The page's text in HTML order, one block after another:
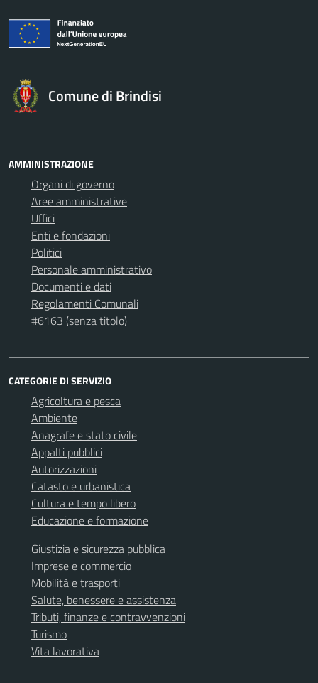
Comune di Brindisi
AMMINISTRAZIONE
Organi di governo
Aree amministrative
Uffici
Enti e fondazioni
Politici
Personale amministrativo
Documenti e dati
Regolamenti Comunali
#6163 (senza titolo)
CATEGORIE DI SERVIZIO
Agricoltura e pesca
Ambiente
Anagrafe e stato civile
Appalti pubblici
Autorizzazioni
Catasto e urbanistica
Cultura e tempo libero
Educazione e formazione
Giustizia e sicurezza pubblica
Imprese e commercio
Mobilità e trasporti
Salute, benessere e assistenza
Tributi, finanze e contravvenzioni
Turismo
Vita lavorativa